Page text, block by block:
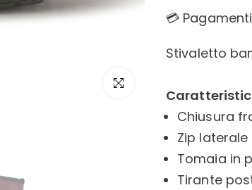
Click to enlarge
💳
Stivaletto
Chiusura
Zip laterale
Tomaia in
Tirante